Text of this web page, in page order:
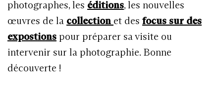
photographes, les éditions, les nouvelles
œuvres de la collection et des focus sur des
expostions pour préparer sa visite ou
intervenir sur la photographie. Bonne
découverte !